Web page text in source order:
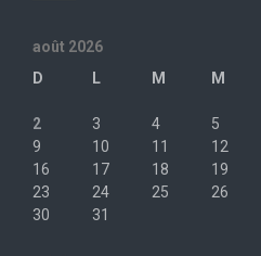
août 2026
D
L M M
2
3 4 5
9
10 11 12
16
17 18 19
23
24 25 26
30
31